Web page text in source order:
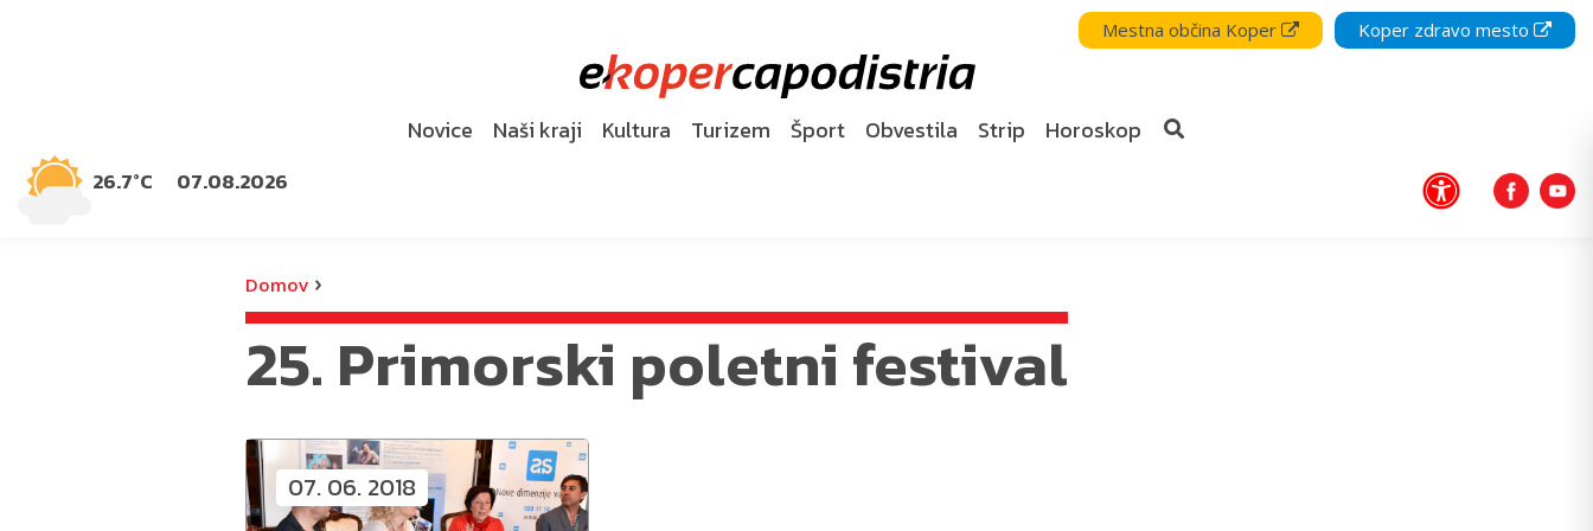
Mestna občina Koper Koper zdravo mesto
26.7°C 07.08.2026
Novice Naši kraji Kultura Turizem Šport Obvestila Strip Horoskop
Domov ›
25. Primorski poletni festival
07. 06. 2018